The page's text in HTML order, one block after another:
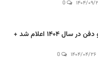
۰۹/۲۵
هزینه‌های کفن و دفن در سال ۱۴۰۴ اعلام شد +
۱۴۰۴/۰۴/۲۶